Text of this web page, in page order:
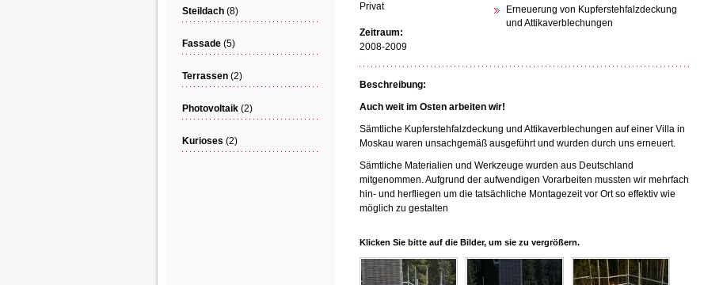
Steildach(8)
Fassade(5)
Terrassen(2)
Photovoltaik(2)
Kurioses (2)
Privat
Erneuerung von Kupferstehfalzdeckung
und Attikaverblechungen
Zeitraum:
2008-2009
Beschreibung:
Auch weit im Osten arbeiten wir!
Sämtliche Kupferstehfalzdeckung und Attikaverblechungen auf einer Villa in
Moskau waren unsachgemäß ausgeführt und wurden durch uns erneuert.
Sämtliche Materialien und Werkzeuge wurden aus Deutschland
mitgenommen. Aufgrund der aufwendigen Vorarbeiten mussten wir mehrfach
hin- und herfliegen um die tatsächliche Montagezeit vor Ort so effektiv wie
möglich zu gestalten
Klicken Sie bitte auf die Bilder, um sie zu vergrößern.